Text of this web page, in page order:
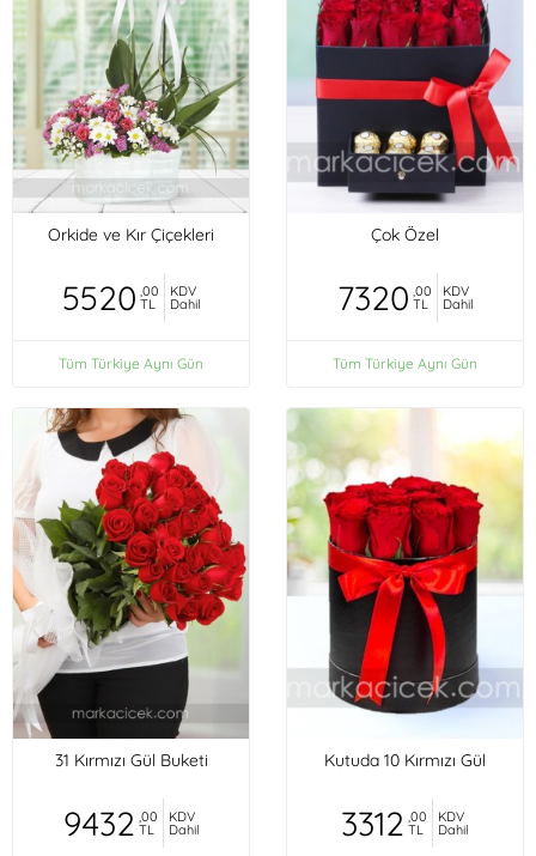
Orkide ve Kır Çiçekleri
5520 ,00
TL
KDV
Dahil
Tüm Türkiye Aynı Gün
Çok Özel
7320 ,00
TL
KDV
Dahil
Tüm Türkiye Aynı Gün
31 Kırmızı Gül Buketi
9432 ,00
TL
KDV
Dahil
Kutuda 10 Kırmızı Gül
3312 ,00
TL
KDV
Dahil